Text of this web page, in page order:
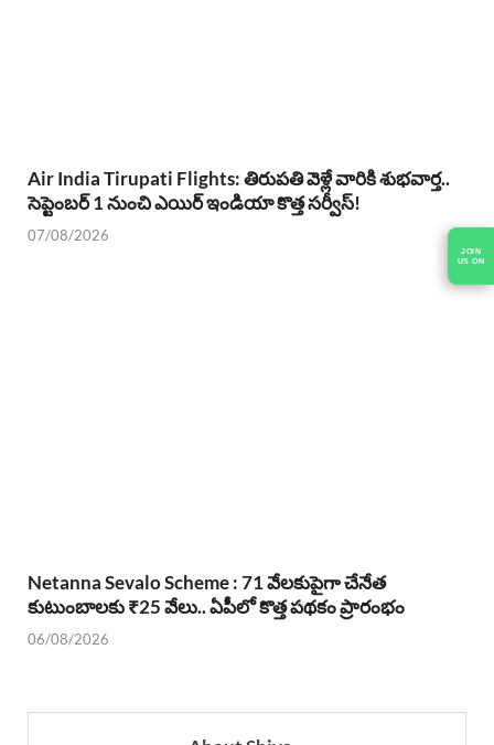
JOIN
US ON
Air India Tirupati Flights: తిరుపతి వెళ్లే వారికి శుభవార్త..
సెప్టెంబర్ 1 నుంచి ఎయిర్ ఇండియా కొత్త సర్వీస్!
07/08/2026
Netanna Sevalo Scheme : 71 వేలకుపైగా చేనేత
కుటుంబాలకు ₹25 వేలు.. ఏపీలో కొత్త పథకం ప్రారంభం
06/08/2026